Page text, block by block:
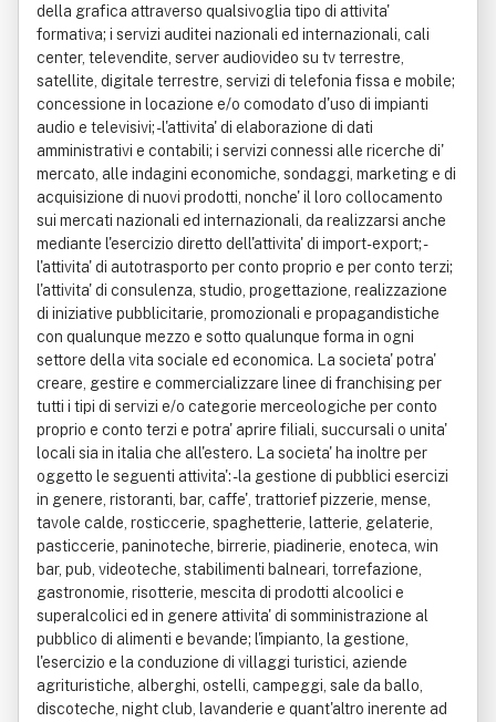
della grafica attraverso qualsivoglia tipo di attivita'
formativa; i servizi auditei nazionali ed internazionali, cali
center, televendite, server audiovideo su tv terrestre,
satellite, digitale terrestre, servizi di telefonia fissa e mobile;
concessione in locazione e/o comodato d'uso di impianti
audio e televisivi; - l'attivita' di elaborazione di dati
amministrativi e contabili; i servizi connessi alle ricerche di'
mercato, alle indagini economiche, sondaggi, marketing e di
acquisizione di nuovi prodotti, nonche' il loro collocamento
sui mercati nazionali ed internazionali, da realizzarsi anche
mediante l'esercizio diretto dell'attivita' di import-export; -
l'attivita' di autotrasporto per conto proprio e per conto terzi;
l'attivita' di consulenza, studio, progettazione, realizzazione
di iniziative pubblicitarie, promozionali e propagandistiche
con qualunque mezzo e sotto qualunque forma in ogni
settore della vita sociale ed economica. La societa' potra'
creare, gestire e commercializzare linee di franchising per
tutti i tipi di servizi e/o categorie merceologiche per conto
proprio e conto terzi e potra' aprire filiali, succursali o unita'
locali sia in italia che all'estero. La societa' ha inoltre per
oggetto le seguenti attivita': - la gestione di pubblici esercizi
in genere, ristoranti, bar, caffe', trattorief pizzerie, mense,
tavole calde, rosticcerie, spaghetterie, latterie, gelaterie,
pasticcerie, paninoteche, birrerie, piadinerie, enoteca, win
bar, pub, videoteche, stabilimenti balneari, torrefazione,
gastronomie, risotterie, mescita di prodotti alcoolici e
superalcolici ed in genere attivita' di somministrazione al
pubblico di alimenti e bevande; l'impianto, la gestione,
l'esercizio e la conduzione di villaggi turistici, aziende
agrituristiche, alberghi, ostelli, campeggi, sale da ballo,
discoteche, night club, lavanderie e quant'altro inerente ad